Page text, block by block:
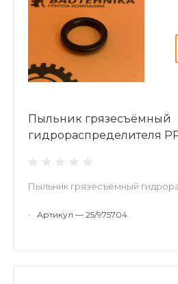
Пыльник грязесъёмный
гидрораспределителя
Пыльник грязесъёмный
• Артикул — 25/975704